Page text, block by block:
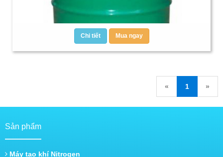
Chi tiết Mua ngay
« 1 »
Sản phẩm
Máy tạo khí Nitrogen